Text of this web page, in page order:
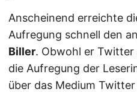
Anscheinend erreichte
Aufregung schnell den
Biller. Obwohl er
die Aufregung der
über das Medium